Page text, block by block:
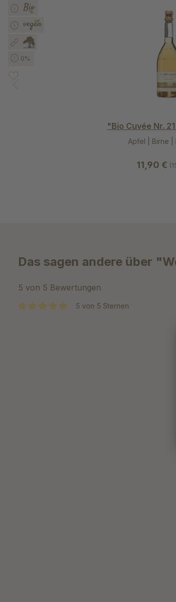
Produktgalerie überspringen
0%
"Bio Cuvée Nr.
Apfel | Birne |
11,90 €
Das sagen andere über
5 von 5 Bewertungen
Durchschnittliche Bewertung von 5 von 5
5 von 5 Sternen